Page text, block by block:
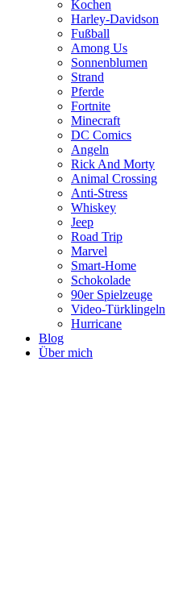
Kochen
Harley-Davidson
Fußball
Among Us
Sonnenblumen
Strand
Pferde
Fortnite
Minecraft
DC Comics
Angeln
Rick And Morty
Animal Crossing
Anti-Stress
Whiskey
Jeep
Road Trip
Marvel
Smart-Home
Schokolade
90er Spielzeuge
Video-Türklingeln
Hurricane
Blog
Über mich